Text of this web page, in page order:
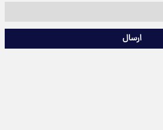
ارسال